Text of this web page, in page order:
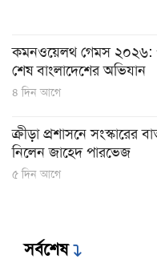
কমনওয়েলথ গেমস ২০২৬:
শেষ বাংলাদেশের অভিযান
৪ দিন আগে
ক্রীড়া প্রশাসনে সংস্কারের
নিলেন জাহেদ পারভেজ
৫ দিন আগে
সর্বশেষ